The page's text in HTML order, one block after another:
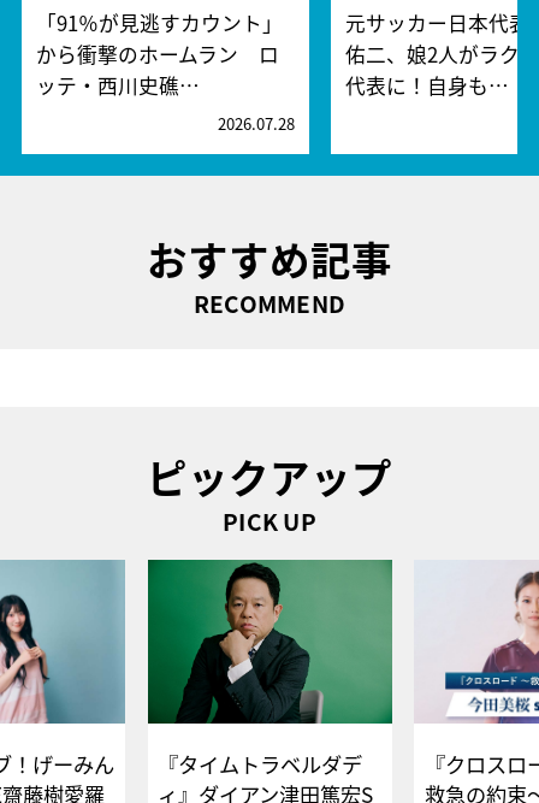
「91％が見逃すカウント」
から衝撃のホームラン ロ
ッテ・西川史礁…
2026.07.28
元サッカー日本代表
佑二、娘2人がラク
代表に！自身も…
おすすめ記事
RECOMMEND
ピックアップ
PICK UP
！げーみん
藤樹愛羅
『タイムトラベルダデ
ィ』ダイアン津田篤宏S
『クロス
救急の約束